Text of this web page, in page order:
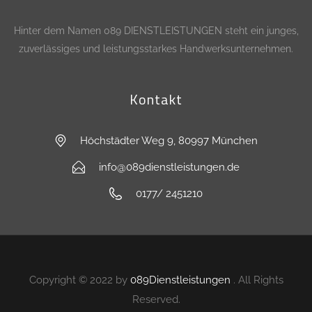
Hinter dem Namen 089 DIENSTLEISTUNGEN steht ein junges,
zuverlässiges und leistungsstarkes Handwerksunternehmen.
Kontakt
Höchstädter Weg 9, 80997 München
info@089dienstleistungen.de
0177/ 2451210
Copyright © 2022 by 089Dienstleistungen . All Rights
Reserved.